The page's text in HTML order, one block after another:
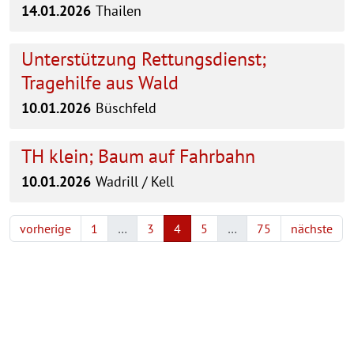
14.01.2026 Thailen
Unterstützung Rettungsdienst;
Tragehilfe aus Wald
10.01.2026 Büschfeld
TH klein; Baum auf Fahrbahn
10.01.2026 Wadrill / Kell
vorherige 1 … 3 4 5 … 75 nächste